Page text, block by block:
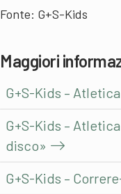
Fonte: G+S-Kids
Maggiori
G+S-Kids –
G+S-Kids –
disco»
G+S-Kids –